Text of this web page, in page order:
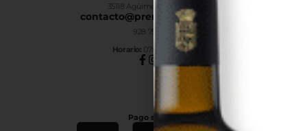
35118 Agüimes, Las Palmas
contacto@premiumdrinks.es
928 754 363
Horario: 07:00h a 15:00h
Pago seguro